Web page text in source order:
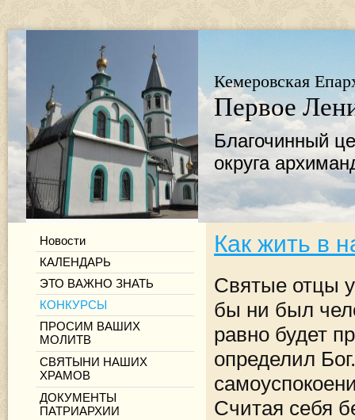
Кемеровская
Первое
Благочинный
округа
Новости
КАЛЕНДАРЬ
ЭТО ВАЖНО ЗНАТЬ
КОНКУРСЫ
ПРОСИМ ВАШИХ
МОЛИТВ
СВЯТЫНИ НАШИХ
ХРАМОВ
ДОКУМЕНТЫ
ПАТРИАРХИИ
Как жить в
Святые отцы
бы ни был
равно будет
определил
Считая себя